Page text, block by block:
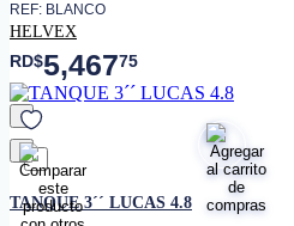
REF: BLANCO
HELVEX
RD$5,46775
favorito
TANQUE 3´´ LUCAS 4.8